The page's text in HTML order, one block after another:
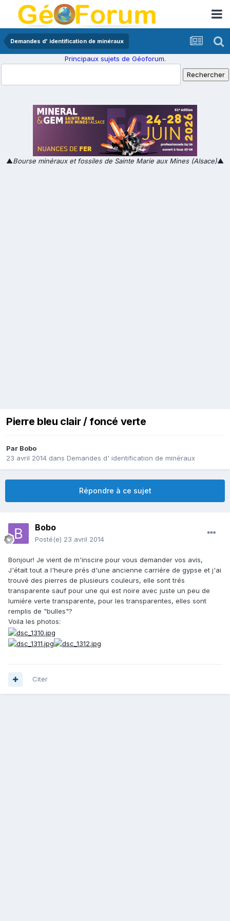
Demandes d' identification de minéraux
Principaux sujets de Géoforum.
▲Bourse minéraux et fossiles de Sainte Marie aux Mines (Alsace)▲
Pierre bleu clair / foncé verte
Par Bobo
23 avril 2014 dans Demandes d' identification de minéraux
Répondre à ce sujet
Bobo
Posté(e) 23 avril 2014
Bonjour! Je vient de m'inscire pour vous demander vos avis,
J'était tout a l'heure prés d'une ancienne carriére de gypse et j'ai
trouvé des pierres de plusieurs couleurs, elle sont trés
transparente sauf pour une qui est noire avec juste un peu de
lumiére verte transparente, pour les transparentes, elles sont
remplis de "bulles"?
Voila les photos:
Citer